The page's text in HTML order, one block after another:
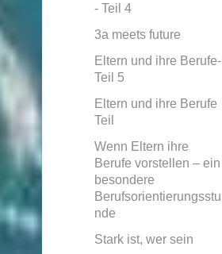
- Teil 4
3a meets future
Eltern und ihre Berufe-
Teil 5
Eltern und ihre Berufe
Teil
Wenn Eltern ihre
Berufe vorstellen – ein
besondere
Berufsorientierungsstu
nde
Stark ist, wer sein